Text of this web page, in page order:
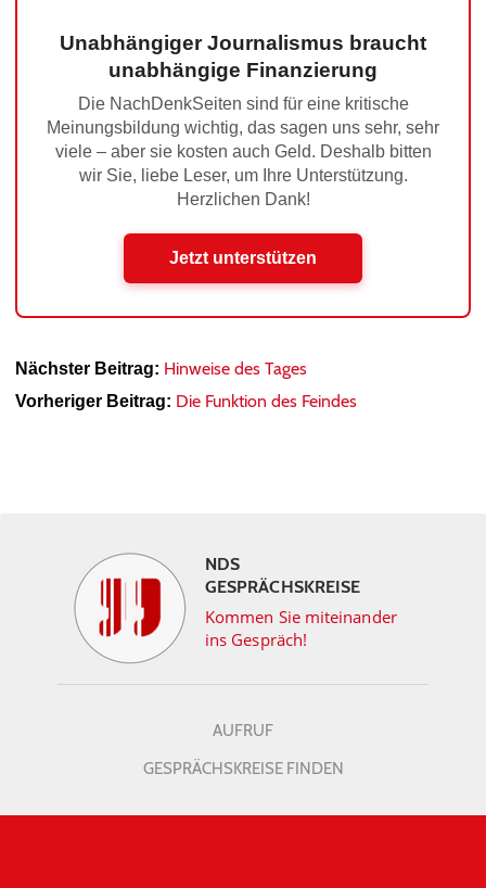
Unabhängiger Journalismus braucht
unabhängige Finanzierung
Die NachDenkSeiten sind für eine kritische
Meinungsbildung wichtig, das sagen uns sehr, sehr
viele – aber sie kosten auch Geld. Deshalb bitten
wir Sie, liebe Leser, um Ihre Unterstützung.
Herzlichen Dank!
Jetzt unterstützen
Nächster Beitrag: Hinweise des Tages
Vorheriger Beitrag: Die Funktion des Feindes
NDS
GESPRÄCHSKREISE
Kommen Sie miteinander
ins Gespräch!
AUFRUF
GESPRÄCHSKREISE FINDEN